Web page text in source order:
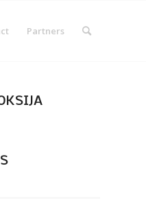
Partners